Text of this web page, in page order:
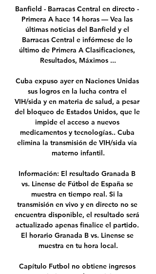
Banfield - Barracas Central en directo - Primera A hace 14 horas — Vea las últimas noticias del Banfield y el Barracas Central e infórmese de lo último de Primera A Clasificaciones, Resultados, Máximos ...

Cuba expuso ayer en Naciones Unidas sus logros en la lucha contra el VIH/sida y en materia de salud, a pesar del bloqueo de Estados Unidos, que le impide el acceso a nuevos medicamentos y tecnologías.. Cuba elimina la transmisión de VIH/sida vía materno infantil.

Información: El resultado Granada B vs. Linense de Fútbol de España se muestra en tiempo real. Si la transmisión en vivo y en directo no se encuentra disponible, el resultado será actualizado apenas finalice el partido. El horario Granada B vs. Linense se muestra en tu hora local.

Capítulo Futbol no obtiene ingresos económicos por las noticias o publicaciones que se realicen a través de éste portal. Si la redacción no está elaborada por nuestros editores se citará la respectiva fuente.

El Hebei China Fortune desmintió a todos los que le colgaban el milagrito del fichaje de Messi o James. El presidente dijo que aunque tengan a Pellegrini en su banquillo no ficharán a …

EVENTOS DEPORTIVOS Pericos de Puebla VS Guerreros de Oaxaca 4,5 y 6 de Junio Estadio de Béisbol Hermanos Serdán. Pericos de Puebla VS Bravos de León 7,8 y 9 de Junio Estadio de Béisbol Hermanos Serdán. Pericos de Puebla VS Tecolotes Dos Laredos 25 y …

Visita ESPN para ver resultados de Austria U17 con horarios y cobertura de TV para todos los torneos.. El técnico del América es hoy la caligrafía, el garabato, de estos renglones torcidos del futbol mexicano. Y atiborrado de signos de exclamación, interrogación y asteriscos.

Se perdió nuevamente ante un discreto equipo y entre discretos el que aprovechó los errores ganó. El DT de Miramar se fue de gira a dar una charla a Perú ,su ayudante movió las piezas en los cambios y logró el partido. Porque los cambios también son parte del juego. Miramar venía de tres derrotas en el certamen.

Horario, resultado y estadísticas del Athletico Paranaense - Fortaleza EC | Liga Brasileña 2019 ¡Vas a denunciar un contenido! x Denuncia sólo contenidos que incumplan nuestras Normas de uso o conducta.

, murió en 1 4 de octubre de 1 655, y se le erigió un monumento en la capilla. de San José de San Nicolás de los. Campos, en donde sus restos fueron. depositados. El gran Galileo tenia alto. concepto del genio del filósofo francés, á ouien en demostración de aprecio regaló. el mejor telescopio que poseía, Peirese y (lantier, Runillien.

Cortuluá se hizo con la victoria en un reñido partido ante el Cali en el estadio azucarero gracias a un gol a mediados del segundo tiempo de la delantera Joemar Guarecuco. De esa manera, el equipo ‘Corazón’ alcanzó siete puntos en la tabla y se la jugará en la próxima fecha, ante Atlético, para llegar con vida a la última jornada en la que recibirá al líder América.

MEXICO VS CANADA HOY EN VIVO SEMIFINALES PREOLIMPI... MEXICO VS CANADA (sabado 31 de marzo 2012) Preolim... EL SALVADOR VS HONDURAS (sabado 31 de marzo 2012). VER EN VIVO CHIVAS VS DEFENSOR SPORTING; MEXICO VS PANAMA (martes 27 de marzo 2012) Preolim... MEXICO VS PANAMA (martes 27 de marzo 2012) Preolim...

Ensino de Metodologias Analíticas para Análises de Solo, Tecido Vegetal e Água – no IFRS/Campus Ibirubá: Maria Carolina Theisen, Vinícius Cavani, Nidgia Maria Nicolodi, Hana Laura Conrad Heuert, Adriano Scholze Tramontini, Ben-Hur Costa Campos, Sandra Meinen Cruz

Propiedades e inmeubles En Alquiler de Dueños y Propietarios en Belgrano Capital. Cocina Integrada, Parrilla, Acc. por Ascensor, Suite, Encargado, Aire Acond., Al C/Frente, Terraza. Dueño Directo Alquila Departamento De 2 Ambientes Igual A Estrenar En Belgrano R. Muy Lindo Y. A 1 Cuadra Estación Belgrano R Del Tren Mitre,.

Carlos Alcaraz Garfia Matches Calendario Resultados Rank. Challenger de Florencia:. Carlos Alcaraz Garfia v Carlos Sanchez Jover: 6-4,2-6,6-3 : ITF M25 Denia: 07/26 17:00- Carlos Alcaraz. Alberto Barroso Campos v Carlos Alcaraz Garfia.

Internet: ¿dónde seguir EN VIVO Y EN DIRECTO ONLINE el sorteo de la Copa Sudamericana 2019? | Fox Sports y Facebook Watch. Si quieres seguir el sorteo de la segunda fase de la Copa Sudamericana 2019 por Internet, LaRepublica.pe realizará una transmisión minuto a minuto con todas las incidencias del compromiso y los goles al instante.

Mira en línea las mejores transmisiones gratuitas de TV y Radio. 18 votes. Television Cubana Cubavision Internacional. Havana, Cuba, Entertainment. ICRT Cuba. 284 votes. Canal TeleUnion TV Internacional, Dominican Republic, Regional. Noticias Television. 176 votes. CDM Internacional TV - Cadena Del Milagro, PR Puerto Rico, Religious.

3 sept. 2019- Explora el tablero de emilsepereira84 "Reinas" en Pinterest. Ver más ideas sobre Vestidos, Vestidos elegantes y Moda para damas.

Sigue en directo el partido correspondiente a la segunda jornada de la Liga Endesa de baloncesto que enfrenta al Morabanc. LaLiga Santander Fútbol Fútbol Internacional Baloncesto Motor Tenis Ciclismo Más Deportes Opinión Otro Mundo Videos Ediciones. Morabanc Andorra -Barça: Liga Endesa, en directo (Fernando Galindo.

Información: El resultado Rápido Bouzas vs. Unionistas de Salamanca de Fútbol de España se muestra en tiempo real. Si la transmisión en vivo y en directo no se encuentra disponible, el resultado será actualizado apenas finalice el partido.

ETICA Y RESPONSABILIDAD SOCIAL Trabajo: CASOS ISLANDS HOLDINGS, S.A. Y FUSPLAS INC. 1. CASOS ISLANDS HOLDINGS, S.A. En este caso, se plantea claramente una situación de untotal abuso de confianza y deshonestidad, de parte del líder de la compañía renta-car el señor Marcos, un empleado altamente productivo y efectivo en el desarrollo de sus.

Ver en VIVO Honduras vs México. Eliminatoria Copa Mundial - Hexagonal final de la CONCACAF - Fecha No. 2. Bienvenidos amigos llego el momento de ver y disfrutar en vivo de un partido de fútbol a jugarse hoy, Viernes, 22 de marzo del 2013, por las Eliminatorias al Mundial Brasil 2014 - Honduras vs México.

Adrian Bañon Perez. Información pública sobre nombramientos del directivo Adrian Bañon Perez. Cargos, nombramientos, ceses y dimisiones de Adrian Bañon Perez. Vinculación con empresas de …

Ver partido Rosario Central vs San Lorenzo en VIVO online gratis. Aqui pueden ver partido de hoy en DIRECTO transmision por internet. Superliga Argentina: 17 Marzo 2019.

Revive el Valencia CF vs Villarreal CF en Mestalla, en la temporada 2017/2018 Suscríbete al canal oficial de LaLiga Santander en HD http://goo.gl/Cp0tC Subsc...

Victorias de Everton y Unión San Felipe destacaron en una nueva jornada de la Primera B. Mientras los 'ruleteros' vencieron 2-0 a Deportes La Serena, el equipo de Miguel Ponce se impuso en condición de local al líder, San Luis. Además, Magallanes también impuso su localía.

México```vs```Puerto```Rico```¡EN```VIVO!```Hora```Canal```¿Dónde```ver?```Final```Centrobasket```2016 FulBox‎`````hace```10```horas El```juego```entre```México```vs```Puerto```Rico```se```estará```celebrando```en```punto```de```las```2000```800```pm``` Más```noticias```sobre```México```vs```Puerto```Rico```EN```VIVO FIBA```México.

En Vivo Barracas Central vs Rosario Central vea el minuto a 6 nov 2023 — En Vivo Barracas Central vs Rosario Central vea el minuto a minuto 6 noviembre 2023 hace 17 horas — Probabilidad de victoria.

La Peña del barrio Cordón “Cr. Gaston Güelfi” estará el sábado 27 de febrero recolectando útiles escolares para la campaña “Vuelta a Clases” en las inmediaciones del Estadio Centenario. El lugar elegido este año para la donación es la ONG CIPPUS, ubicada en el barrio La Unión.

Para fortalecer la lucha diaria contra nuestro egoísmo y limitaciones, me he unido al Senador Mariano Ruiz-Esquide, al destacado académico Patricio Basso y a mi colega Pedro Barría para crear la Acción Cívica contra el Lucro con fondos públicos para cooperar en la tarea de poner fin a los abusos que sufren los trabajadores en las Isapres.

Banfield Barracas Central vea el minuto a minuto Banfield vs hace 12 horas — Banfield Barracas Central vea el minuto a minuto Banfield vs. Barracas Central, por la Liga Profesional 14.02.2024 Partido 10:26¡GOL EN ...

Por la fecha 5, Barracas Central recibirá a Banfield - TNT Sports 19 sept 2023 — Toda la previa del duelo entre Barracas Central y Banfield. El partido se juega en la Quema hoy a las 16:00 (hora Argentina).

Bravos de León cede a Guillermo Moscoso a Pericos de Puebla, reforzándose con Omar Bencomo y Zack Segovia. MONCLOVA, México.- Miércoles 2 de Julio del 2019.-(Prensa Bravos).- Guillermo Moscoso va cedido a Pericos de Puebla por lo que resta de la temporada.

Sonsonate Santa Ana, Occidental, El Salvador La ciudad de Sonsonate es una localidad de El Salvador, cabecera del departamento homónimo, se encuentra a 62 kilómetros de la capital de El Salvador, San Salvador y a 19 kilómetros del Acajutla. La ciudad de Sonsonate tiene una población estimada de 110,501 habitantes (2006).

En Vivo Barracas Central vs Vélez vea el minuto a 25 ene 2024 — En Vivo Barracas Central vs Vélez vea el minuto a minuto Barracas Central vs. Vélez en vivo: seguí el partido minuto 26 enero 2024 Directo ...

Vive para lo inesperado. Vive los momentos. Vive como si fuera verano. Todos los días. Jeans, camisetas, sudaderas con capucha, abrigos y más para que luzcas los cortes y vivas el momento.

Gracias al Internet, prepararse y aprender sobre los aspectos básicos para ser un Director Técnico de Fútbol es posible. Descubre a continuación una serie de cursos gratuitos y otros de pago en línea para que inicies tu formación básica sobre la dirección de fútbol.

Ver Barracas Central Rosario Central en vivo transmisión 6 6 nov 2023 — 18 oct 2023 — En 19 Octubre 2023 los aficionados al deporte se unirán a las pantallas para ver el duelo más interesante frente a frente ...

▶️ Banfield vs Barracas Central - en vivo ver partido Banfield vs Barracas Central